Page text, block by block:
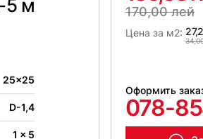
5 м
25x25
D-1,4
1 x 5
170,00 лей
Цена за м2:
Оформить
078-